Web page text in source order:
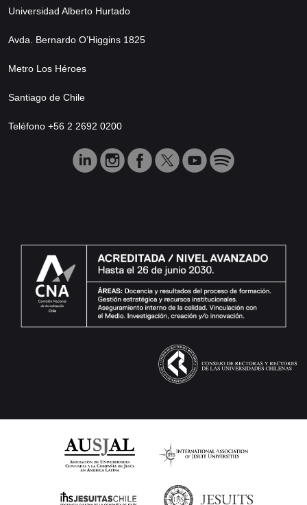
Universidad Alberto Hurtado
Avda. Bernardo O’Higgins 1825
Metro Los Héroes
Santiago de Chile
Teléfono +56 2 2692 0200